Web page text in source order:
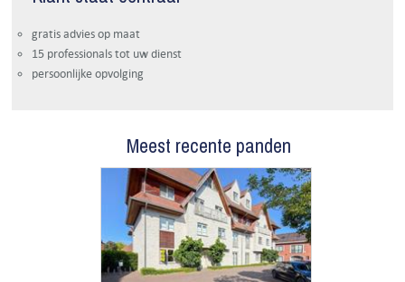
gratis advies op maat
15 professionals tot uw dienst
persoonlijke opvolging
Meest recente panden